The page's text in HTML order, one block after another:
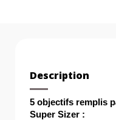
Description
5 objectifs remplis
Super Sizer :